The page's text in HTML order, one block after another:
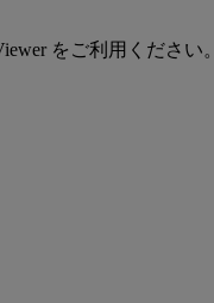
をご利用ください。